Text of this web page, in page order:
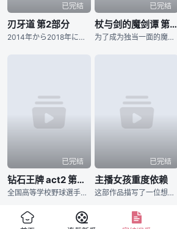
已完结
刃牙道 第2部分
2014年から2018年にわたり『週刊少年チャンピオン』にて、連載された板垣恵介による同名コミックが原作の『刃牙道』。 “地上最強の親子喧嘩”が幕を閉じてから、刃牙をはじめ、歴戦のファイターたちは耐
已完结
杖与剑的魔剑谭 第二季
为了成为独当一面的魔导士，少年威尔进入魔法学院学习。然而个性努力认真的他，即使想成为魔导士却有个致命性的弱点。那就是「他完全无法使用魔法」。同学跟老师都用冷漠的眼神看待他，尽管有的时候感到相当挫折，威
已完结
钻石王牌 act2 第二季
全国高等学校野球選手権東京大会に参加する各校の選手の闘志みなぎる表情から始まります。稲城実業高等学校、市大三高、薬師高校といったライバルたちが登場し、彼らに挑む青道高校は沢村栄純がエースナンバーを背負
已完结
主播女孩重度依赖
这部作品描写了一位想要成为最强的主播同时迫切想要得到他人认可的女孩，与辅佐她的「阿P」共同生活30天的多结局ADV。于2022年01月在Steam平台发售，至今为止已累积超过300万次下载数量，相关歌